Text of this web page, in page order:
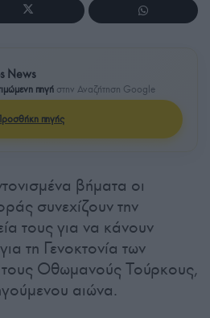
News
πηγή στην Αναζήτηση Google
πηγής
βήματα οι
συνεχίζουν την
τους για να κάνουν
τη Γενοκτονία των
Οθωμανούς Τούρκους,
αιώνα.